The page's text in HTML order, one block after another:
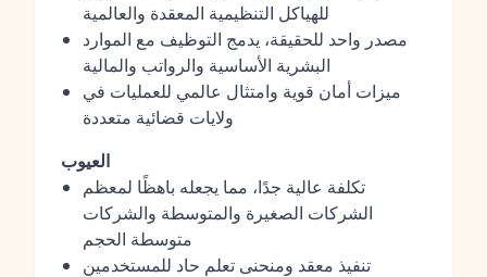
للهياكل التنظيمية المعقدة والعالمية
مصدر واحد للحقيقة، يدمج التوظيف مع الموارد
البشرية الأساسية والرواتب والمالية
ميزات أمان قوية وامتثال عالمي للعمليات في
ولايات قضائية متعددة
العيوب
تكلفة عالية جدًا، مما يجعله باهظًا لمعظم
الشركات الصغيرة والمتوسطة والشركات
متوسطة الحجم
تنفيذ معقد ومنحنى تعلم حاد للمستخدمين